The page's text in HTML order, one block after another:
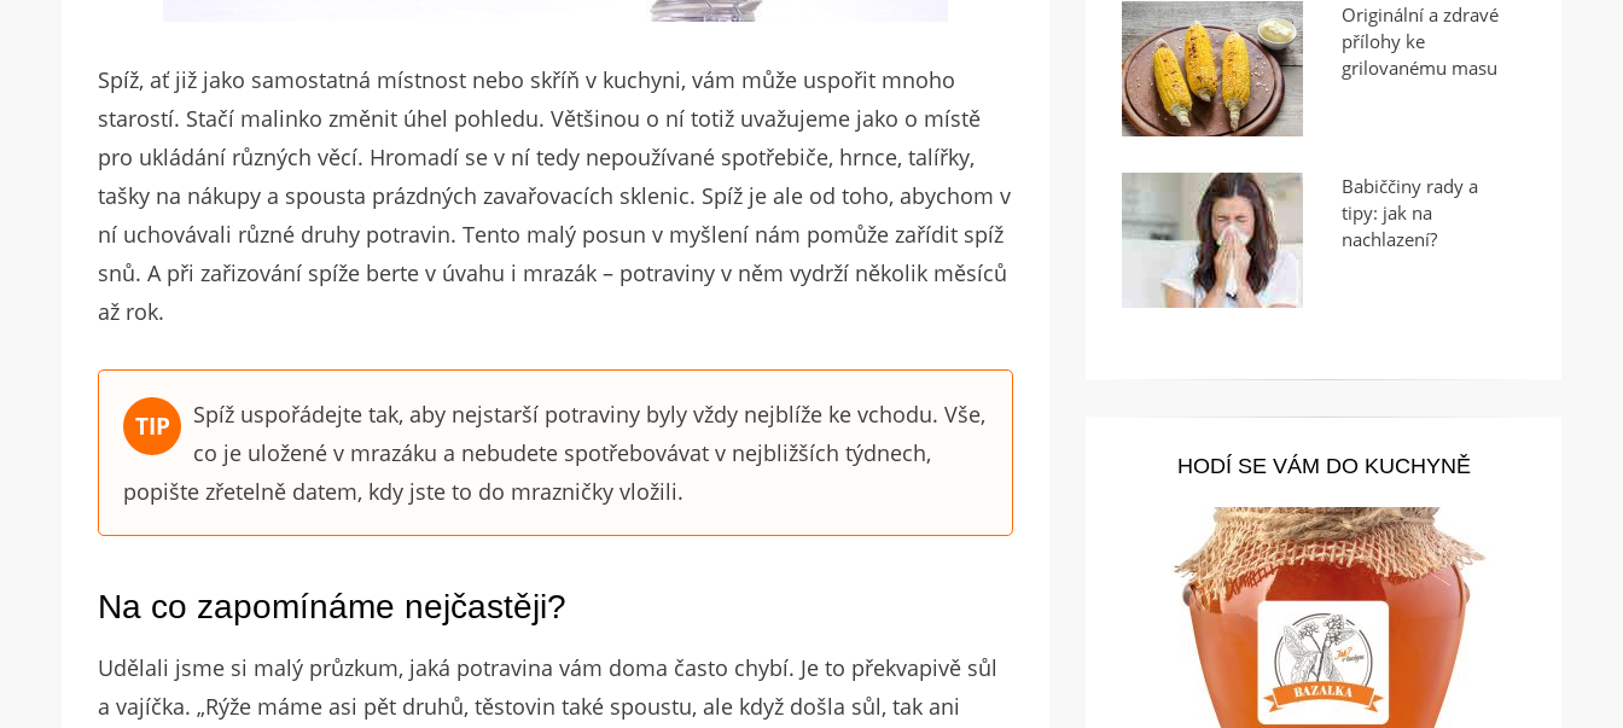
Spíž, ať již jako samostatná místnost nebo skříň v kuchyni, vám může uspořit mnoho
starostí. Stačí malinko změnit úhel pohledu. Většinou o ní totiž uvažujeme jako o místě
pro ukládání různých věcí. Hromadí se v ní tedy nepoužívané spotřebiče, hrnce, talířky,
tašky na nákupy a spousta prázdných zavařovacích sklenic. Spíž je ale od toho, abychom v
ní uchovávali různé druhy potravin. Tento malý posun v myšlení nám pomůže zařídit spíž
snů. A při zařizování spíže berte v úvahu i mrazák – potraviny v něm vydrží několik měsíců
až rok.
Spíž uspořádejte tak, aby nejstarší potraviny byly vždy nejblíže ke vchodu. Vše,
co je uložené v mrazáku a nebudete spotřebovávat v nejbližších týdnech,
popište zřetelně datem, kdy jste to do mrazničky vložili.
Na co zapomínáme nejčastěji?
Udělali jsme si malý průzkum, jaká potravina vám doma často chybí. Je to překvapivě sůl
a vajíčka. „Rýže máme asi pět druhů, těstovin také spoustu, ale když došla sůl, tak ani
Originální a zdravé
přílohy ke
grilovanému masu
Babiččiny rady a
tipy: jak na
nachlazení?
HODÍ SE VÁM DO KUCHYNĚ